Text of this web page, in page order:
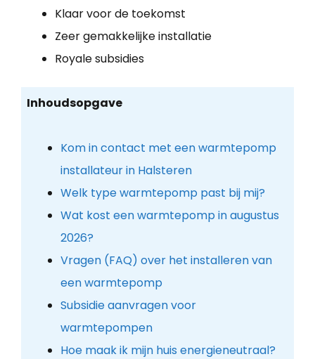
Klaar voor de toekomst
Zeer gemakkelijke installatie
Royale subsidies
Inhoudsopgave
Kom in contact met een warmtepomp
installateur in Halsteren
Welk type warmtepomp past bij mij?
Wat kost een warmtepomp in augustus
2026?
Vragen (FAQ) over het installeren van
een warmtepomp
Subsidie aanvragen voor
warmtepompen
Hoe maak ik mijn huis energieneutraal?